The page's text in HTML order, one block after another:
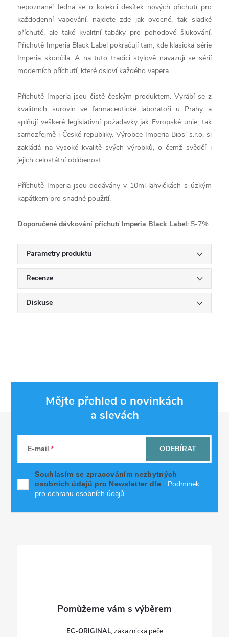
nepoznané! Jedná se o kolekci desítek nových příchutí pro
každodenní vapování, najdete zde jak ovocné, tak sladké
příchutě, ale také kvalitní tabáky pro pohodové šlukování.
Příchutě Imperia Black Label pokračují tam, kde klasická série
Imperia skončila. A na tuto tradici stylově navazují se sérií
moderních příchutí, které osloví každého vapera.
Příchutě Imperia jsou čistě českým produktem. Vyrábí se z
kvalitních surovin ve farmaceutické laboratoři u Prahy a
splňují veškeré legislativní požadavky jak Evropské unie, tak
samozřejmě i České republiky. Výrobce Imperia Bios' s.r.o. si
zakládá na vysoké kvalitě svých výrobků, o čemž svědčí i
jejich celostátní oblíbenost.
Příchutě Imperia jsou dodávány v 10ml lahvičkách s úzkým
kapátkem pro snadné použití.
Doporučené dávkování příchutí Imperia Black Label: 5-7%
Parametry produktu
Recenze
Diskuse
Mějte přehled o novinkách
a slevách
E-mail
Souhlasím se zpracováním nezbytných
osobních údajů pro Newsletter dle
Podmínek
pro ochranu osobních údajů
ODEBÍRAT
EC-ORIGINAL